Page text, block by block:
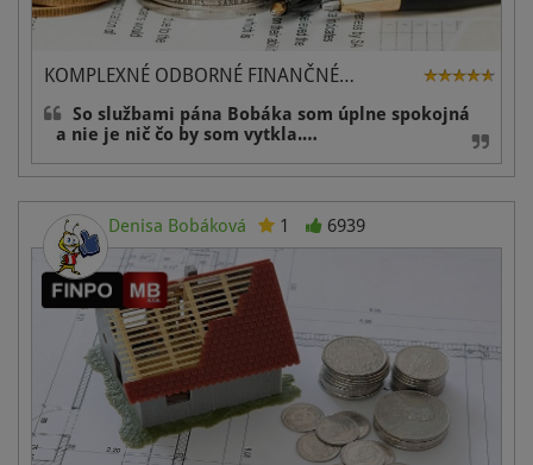
KOMPLEXNÉ ODBORNÉ FINANČNÉ…
So službami pána Bobáka som úplne spokojná
a nie je nič čo by som vytkla.…
Denisa Bobáková 1 6939